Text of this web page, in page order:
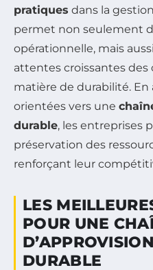
pratiques dans la
permet non seulement
opérationnelle, mais
attentes croissantes
matière de durabilité.
orientées vers une
durable, les entreprises
préservation des
renforçant leur
LES
POUR UNE
DURABLE